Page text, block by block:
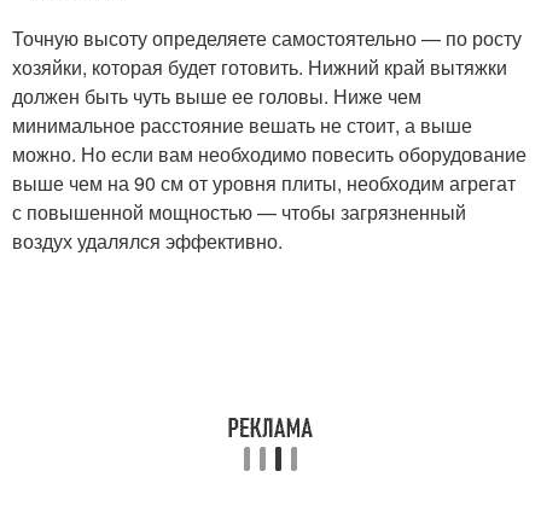
Точную высоту определяете самостоятельно — по росту
хозяйки, которая будет готовить. Нижний край вытяжки
должен быть чуть выше ее головы. Ниже чем
минимальное расстояние вешать не стоит, а выше
можно. Но если вам необходимо повесить оборудование
выше чем на 90 см от уровня плиты, необходим агрегат
с повышенной мощностью — чтобы загрязненный
воздух удалялся эффективно.